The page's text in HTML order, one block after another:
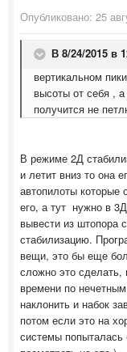
Опубликовано: 25
В 8/24/2015 в
вертикальном
высоты от себя ,
получится не
В режиме 2Д
и летит вниз то она
автопилоты
его, а тут нужно в
вывести из штопора
стабилизацию.
вещи, это бы еще
сложно это
времени по
наклонить и набок
потом если это на
системы попыталась